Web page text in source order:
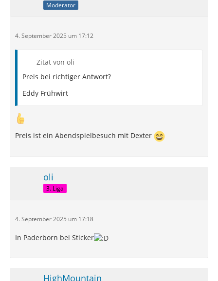
Moderator
4. September 2025 um 17:12
Zitat von oli
Preis bei richtiger Antwort?
Eddy Frühwirt
Preis ist ein Abendspielbesuch mit Dexter
oli
3. Liga
4. September 2025 um 17:18
In Paderborn bei Sticker
HighMountain